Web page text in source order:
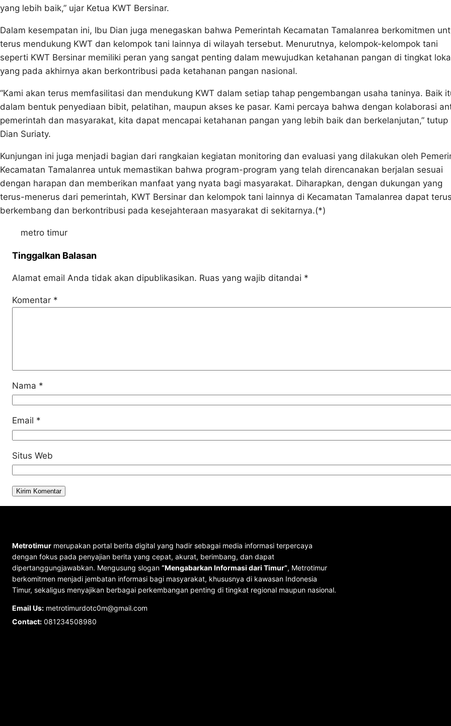
yang lebih baik,” ujar Ketua KWT Bersinar.
Dalam kesempatan ini, Ibu Dian juga menegaskan bahwa Pemerintah Kecamatan Tamalanrea berkomitmen
terus mendukung KWT dan kelompok tani lainnya di wilayah tersebut. Menurutnya, kelompok-kelompok tani
seperti KWT Bersinar memiliki peran yang sangat penting dalam mewujudkan ketahanan pangan di tingkat
yang pada akhirnya akan berkontribusi pada ketahanan pangan nasional.
“Kami akan terus memfasilitasi dan mendukung KWT dalam setiap tahap pengembangan usaha taninya. Baik
dalam bentuk penyediaan bibit, pelatihan, maupun akses ke pasar. Kami percaya bahwa dengan kolaborasi
pemerintah dan masyarakat, kita dapat mencapai ketahanan pangan yang lebih baik dan berkelanjutan,” tutup
Dian Suriaty.
Kunjungan ini juga menjadi bagian dari rangkaian kegiatan monitoring dan evaluasi yang dilakukan oleh
Kecamatan Tamalanrea untuk memastikan bahwa program-program yang telah direncanakan berjalan sesuai
dengan harapan dan memberikan manfaat yang nyata bagi masyarakat. Diharapkan, dengan dukungan yang
terus-menerus dari pemerintah, KWT Bersinar dan kelompok tani lainnya di Kecamatan Tamalanrea dapat terus
berkembang dan berkontribusi pada kesejahteraan masyarakat di sekitarnya.(*)
metro timur
Tinggalkan Balasan
Alamat email Anda tidak akan dipublikasikan. Ruas yang wajib ditandai *
Komentar *
Nama *
Email *
Situs Web
Metrotimur merupakan portal berita digital yang hadir sebagai media informasi terpercaya
dengan fokus pada penyajian berita yang cepat, akurat, berimbang, dan dapat
dipertanggungjawabkan. Mengusung slogan “Mengabarkan Informasi dari Timur”, Metrotimur
berkomitmen menjadi jembatan informasi bagi masyarakat, khususnya di kawasan Indonesia
Timur, sekaligus menyajikan berbagai perkembangan penting di tingkat regional maupun nasional.
Email Us: metrotimurdotc0m@gmail.com
Contact: 081234508980